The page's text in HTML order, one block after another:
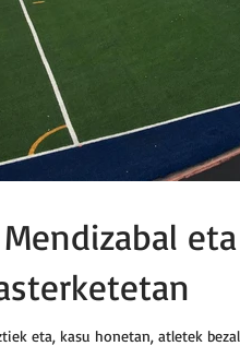
eta, kasu honetan, atletek